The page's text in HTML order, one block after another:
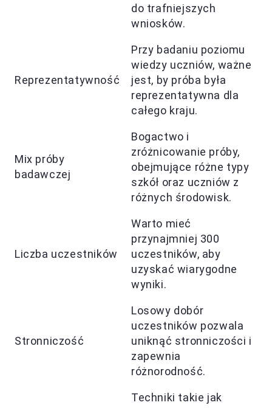
do trafniejszych
wniosków.
Reprezentatywność
Przy badaniu poziomu
wiedzy uczniów, ważne
jest, by próba była
reprezentatywna dla
całego kraju.
Mix próby
badawczej
Bogactwo i
zróżnicowanie próby,
obejmujące różne typy
szkół oraz uczniów z
różnych środowisk.
Liczba uczestników
Warto mieć
przynajmniej 300
uczestników, aby
uzyskać wiarygodne
wyniki.
Stronniczość
Losowy dobór
uczestników pozwala
uniknąć stronniczości i
zapewnia
różnorodność.
Techniki takie jak